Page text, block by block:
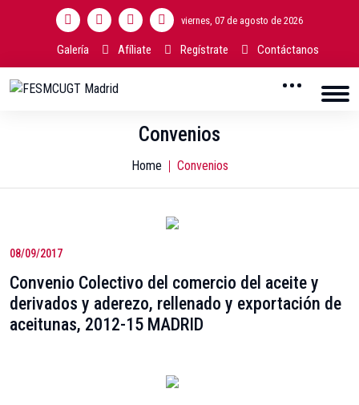
viernes, 07 de agosto de 2026
Galería Afíliate Regístrate Contáctanos
Convenios
Home Convenios
08/09/2017
Convenio Colectivo del comercio del aceite y
derivados y aderezo, rellenado y exportación de
aceitunas, 2012-15 MADRID